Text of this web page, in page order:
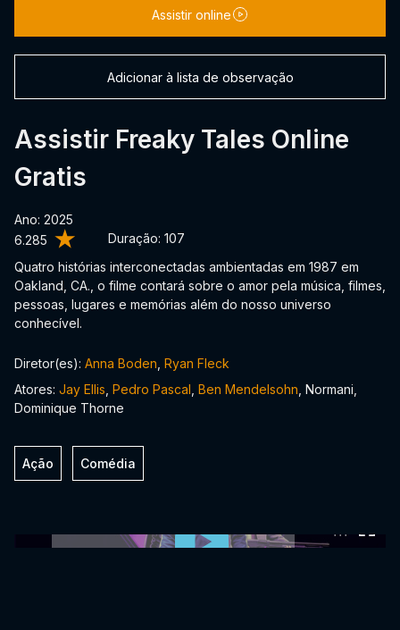
6.285 Duração: 107
Assistir Freaky Tales Online
Gratis
Ano: 2025
Quatro histórias interconectadas ambientadas em 1987 em
Oakland, CA., o filme contará sobre o amor pela música, filmes,
pessoas, lugares e memórias além do nosso universo
conhecível.
Assistir online
Adicionar à lista de observação
Diretor(es): Anna Boden Ryan Fleck
Atores: Jay Ellis Pedro Pascal Ben Mendelsohn , Normani,
Dominique Thorne
Ação Comédia